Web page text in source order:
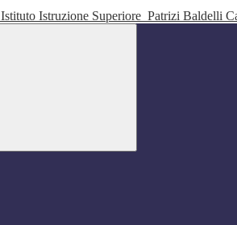
Istituto Istruzione Superiore Patrizi Baldelli